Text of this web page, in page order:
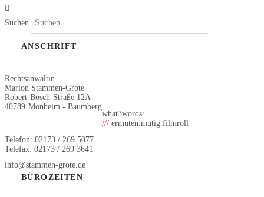
Suchen
ANSCHRIFT
Rechtsanwältin
Marion Stammen-Grote
Robert-Bosch-Straße 12A
40789 Monheim - Baumberg
what3words:
/// ermuten.mutig.filmroll
Telefon: 02173 / 269 5077
Telefax: 02173 / 269 3641
info@stammen-grote.de
BÜROZEITEN